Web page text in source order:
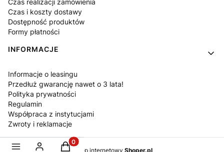
Czas realizacji zamówienia
Czas i koszty dostawy
Dostępność produktów
Formy płatności
INFORMACJE
Informacje o leasingu
Przedłuż gwarancję nawet o 3 lata!
Polityka prywatności
Regulamin
Współpraca z instytucjami
Zwroty i reklamacje
Sklep internetowy Shoper.pl
Produkty w koszyku: 0. Zobacz szczegóły